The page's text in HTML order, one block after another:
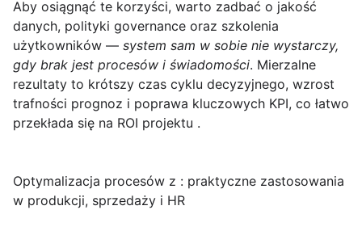
Aby osiągnąć te korzyści, warto zadbać o jakość
danych, polityki governance oraz szkolenia
użytkowników — system sam w sobie nie wystarczy,
gdy brak jest procesów i świadomości. Mierzalne
rezultaty to krótszy czas cyklu decyzyjnego, wzrost
trafności prognoz i poprawa kluczowych KPI, co łatwo
przekłada się na ROI projektu .
Optymalizacja procesów z : praktyczne zastosowania
w produkcji, sprzedaży i HR